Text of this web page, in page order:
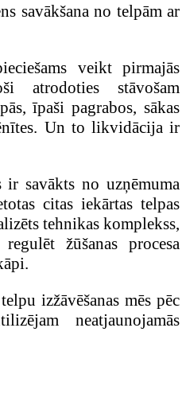
savākšana no telpām ar
veikt pirmajās
atrodoties stāvošam
īpaši pagrabos, sākas
Un to likvidācija ir
savākts no uzņēmuma
citas iekārtas telpas
tehnikas komplekss,
žūšanas procesa
izžāvēšanas mēs pēc
neatjaunojamās